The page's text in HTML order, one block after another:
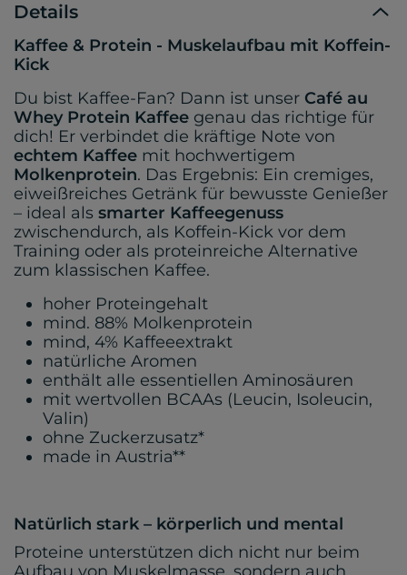
Details
Kaffee & Protein - Muskelaufbau mit Koffein-
Kick
Du bist Kaffee-Fan? Dann ist unser Café au
Whey Protein Kaffee genau das richtige für
dich! Er verbindet die kräftige Note von
echtem Kaffee mit hochwertigem
Molkenprotein. Das Ergebnis: Ein cremiges,
eiweißreiches Getränk für bewusste Genießer
– ideal als smarter Kaffeegenuss
zwischendurch, als Koffein-Kick vor dem
Training oder als proteinreiche Alternative
zum klassischen Kaffee.
hoher Proteingehalt
mind. 88% Molkenprotein
mind, 4% Kaffeeextrakt
natürliche Aromen
enthält alle essentiellen Aminosäuren
mit wertvollen BCAAs (Leucin, Isoleucin,
Valin)
ohne Zuckerzusatz*
made in Austria**
Natürlich stark – körperlich und mental
Proteine unterstützen dich nicht nur beim